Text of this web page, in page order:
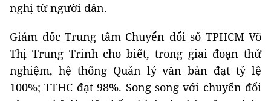
nghị từ người dân.
Giám đốc Trung tâm Chuyển đổi số TPHCM Võ
Thị Trung Trinh cho biết, trong giai đoạn thử
nghiệm, hệ thống Quản lý văn bản đạt tỷ lệ
100%; TTHC đạt 98%. Song song với chuyển đổi